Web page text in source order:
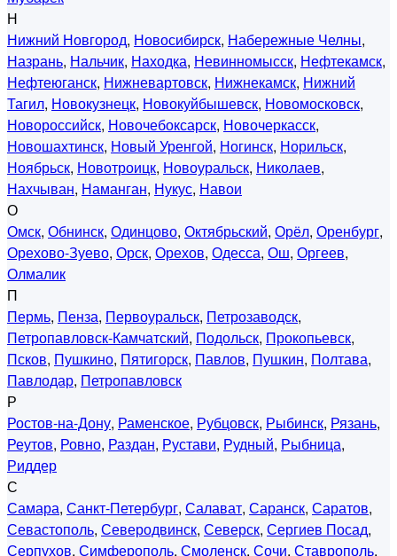
Н
Нижний Новгород, Новосибирск, Набережные Челны,
Назрань, Нальчик, Находка, Невинномысск, Нефтекамск,
Нефтеюганск, Нижневартовск, Нижнекамск, Нижний
Тагил, Новокузнецк, Новокуйбышевск, Новомосковск,
Новороссийск, Новочебоксарск, Новочеркасск,
Новошахтинск, Новый Уренгой, Ногинск, Норильск,
Ноябрьск, Новотроицк, Новоуральск, Николаев,
Нахчыван, Наманган, Нукус, Навои
О
Омск, Обнинск, Одинцово, Октябрьский, Орёл, Оренбург,
Орехово-Зуево, Орск, Орехов, Одесса, Ош, Оргеев,
Олмалик
П
Пермь, Пенза, Первоуральск, Петрозаводск,
Петропавловск-Камчатский, Подольск, Прокопьевск,
Псков, Пушкино, Пятигорск, Павлов, Пушкин, Полтава,
Павлодар, Петропавловск
Р
Ростов-на-Дону, Раменское, Рубцовск, Рыбинск, Рязань,
Реутов, Ровно, Раздан, Рустави, Рудный, Рыбница,
Риддер
С
Самара, Санкт-Петербург, Салават, Саранск, Саратов,
Севастополь, Северодвинск, Северск, Сергиев Посад,
Серпухов, Симферополь, Смоленск, Сочи, Ставрополь,